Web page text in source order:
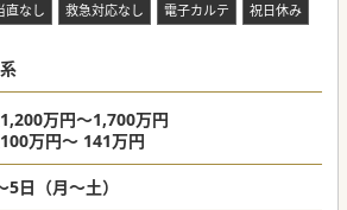
る最前線で、幅広い内科疾患に対する
事に携わることができます。
活動を通じて、地域全体の健康レベル
。住民の健康意識を高め、疾病予防に寄
担うことができます。
との連携を通じて、地域医療の質的向
地域全体の医療体制の改善に携わり、社
従事できます。
直なし 救急対応なし 電子カルテ 祝日休み
万円～1,700万円
万円～ 141万円
5日（月～土）